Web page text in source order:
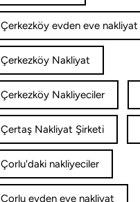
Çerkezköy evden eve nakliyat
Çerkezköy Nakliyat
Çerkezköy Nakliyeciler
Çertaş Nakliyat Şirketi
Çorlu'daki nakliyeciler
Çorlu evden eve nakliyat